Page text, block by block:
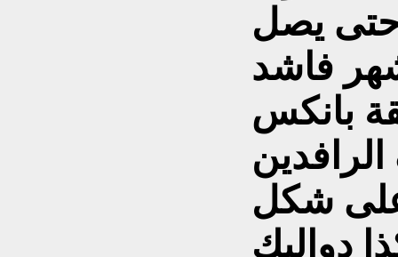
حتى يصل
اشهر فاشد
بانكس
على شكل